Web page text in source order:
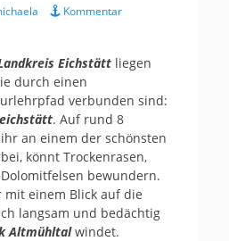
Kommentar
Eichstätt liegen
durch einen
verbunden sind:
. Auf rund 8
an einem der schönsten
könnt Trockenrasen,
bewundern.
mit einem Blick auf die
langsam und bedächtig
Altmühltalwindet.